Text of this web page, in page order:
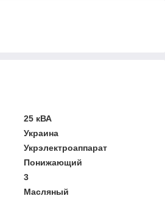
25 кВА
Украина
Укрэлектроаппарат
Понижающий
3
Масляный